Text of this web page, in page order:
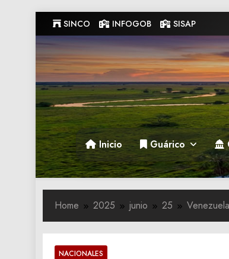
to
content
SINCO INFOGOB SISAP
Gobernacion de
Gobernacion de Guarico
Inicio Guárico
Home 2025 junio 25
NACIONALES